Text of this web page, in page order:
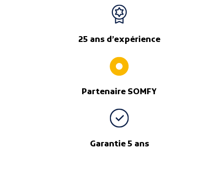
25 ans d’expérience
Partenaire SOMFY
Garantie 5 ans